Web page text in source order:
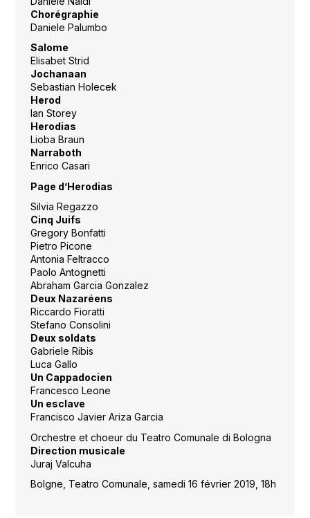
Chorégraphie
Daniele Palumbo
Salome
Elisabet Strid
Jochanaan
Sebastian Holecek
Herod
Ian Storey
Herodias
Lioba Braun
Narraboth
Enrico Casari
Page d’Herodias
Silvia Regazzo
Cinq Juifs
Gregory Bonfatti
Pietro Picone
Antonia Feltracco
Paolo Antognetti
Abraham Garcia Gonzalez
Deux Nazaréens
Riccardo Fioratti
Stefano Consolini
Deux soldats
Gabriele Ribis
Luca Gallo
Un Cappadocien
Francesco Leone
Un esclave
Francisco Javier Ariza Garcia
Orchestre et choeur du Teatro Comunale di Bologna
Direction musicale
Juraj Valcuha
Bolgne, Teatro Comunale, samedi 16 février 2019, 18h